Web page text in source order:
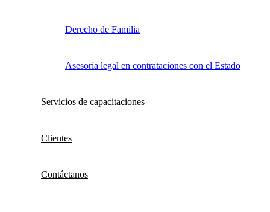
Derecho de Familia
Asesoría legal en contrataciones con el Estado
Servicios de capacitaciones
Clientes
Contáctanos